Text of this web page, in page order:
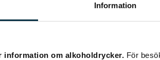
Information
information om alkoholdrycker. För